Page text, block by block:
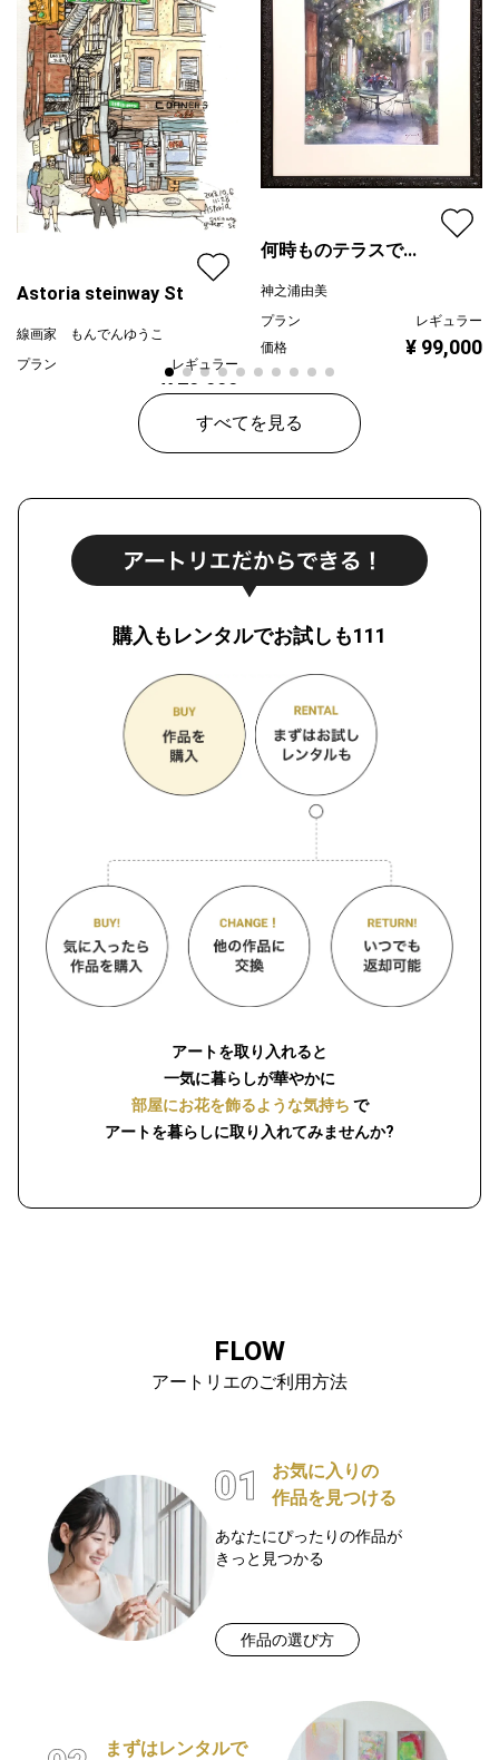
Astoria steinway St
線画家 もんでんゆうこ
プラン
レギュラー
¥ 70,000
何時ものテラスで...
神之浦由美
プラン
レギュラー
価格
¥ 99,000
すべてを見る
購入もレンタルでお試しも111
アートを取り入れると
一気に暮らしが華やかに
部屋にお花を飾るような気持ち で
アートを暮らしに取り入れてみませんか?
FLOW
アートリエのご利用方法
お気に入りの
作品を見つける
あなたにぴったりの作品が
きっと見つかる
作品の選び方
まずはレンタルで